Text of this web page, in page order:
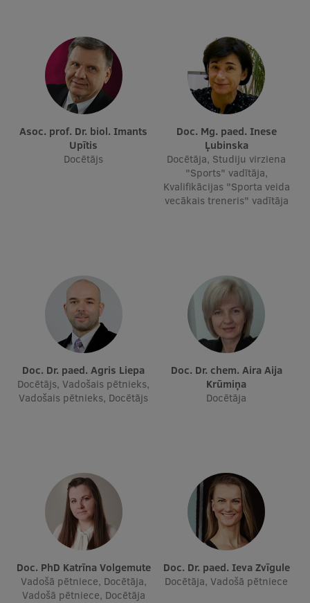
Asoc. prof. Dr. biol. Imants
Upītis
Docētājs
Doc. Mg. paed. Inese
Ļubinska
Docētāja, Studiju virziena
"Sports" vadītāja,
Kvalifikācijas "Sporta veida
vecākais treneris" vadītāja
Doc. Dr. paed. Agris Liepa
Docētājs, Vadošais pētnieks,
Vadošais pētnieks, Docētājs
Doc. Dr. chem. Aira Aija
Krūmiņa
Docētāja
Doc. PhD Katrīna Volgemute
Vadošā pētniece, Docētāja,
Vadošā pētniece, Docētāja
Doc. Dr. paed. Ieva Zvīgule
Docētāja, Vadošā pētniece